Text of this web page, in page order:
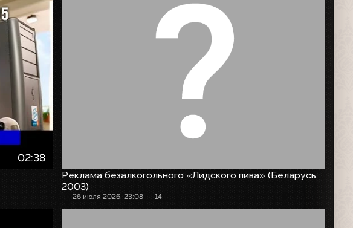
02:38
Реклама безалкогольного «Лидского пива» (Беларусь,
2003)
26 июля 2026, 23:08 14